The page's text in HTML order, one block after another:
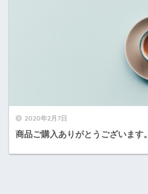
2020年2月7日
商品ご購入ありがとうございます。